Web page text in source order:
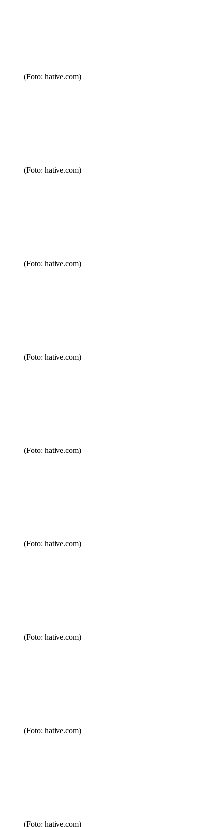
(Foto: hative.com)
(Foto: hative.com)
(Foto: hative.com)
(Foto: hative.com)
(Foto: hative.com)
(Foto: hative.com)
(Foto: hative.com)
(Foto: hative.com)
(Foto: hative.com)